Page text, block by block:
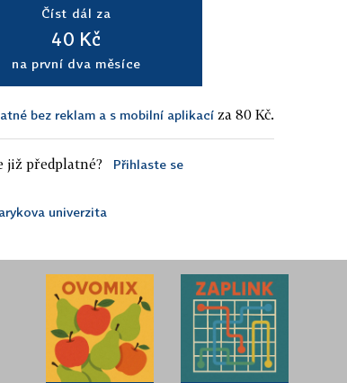
Číst dál za
40 Kč
na první dva měsíce
bez reklam a s mobilní aplikací za 80 Kč.
již předplatné? Přihlaste se
univerzita